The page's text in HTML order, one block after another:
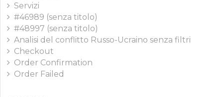
Servizi
#46989 (senza titolo)
#48997 (senza titolo)
Analisi del conflitto Russo-Ucraino senza filtri
Checkout
Order Confirmation
Order Failed